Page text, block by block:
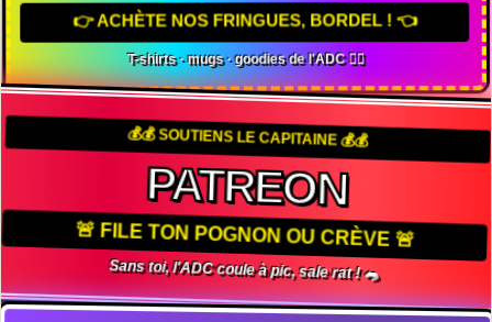
👉 ACHÈTE NOS FRINGUES, BORDEL ! 👈
T-shirts · mugs · goodies de l'ADC 🏴‍☠️
💰💰 SOUTIENS LE CAPITAINE 💰💰
PATREON
🚨 FILE TON POGNON OU CRÈVE 🚨
Sans toi, l'ADC coule à pic, sale rat ! 🐀